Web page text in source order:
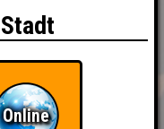
Online